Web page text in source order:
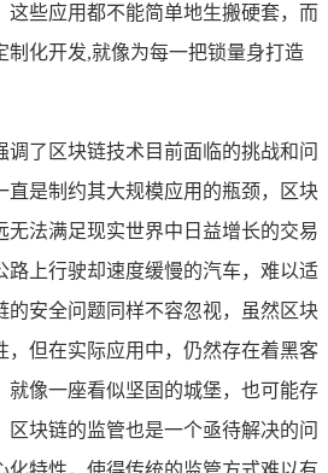
这些应用都不能简单地生搬硬套，而
制化开发,就像为每一把锁量身打造
调了区块链技术目前面临的挑战和问
直是制约其大规模应用的瓶颈，区块
无法满足现实世界中日益增长的交易
路上行驶却速度缓慢的汽车，难以适
的安全问题同样不容忽视，虽然区块
，但在实际应用中，仍然存在着黑客
就像一座看似坚固的城堡，也可能存
区块链的监管也是一个亟待解决的问